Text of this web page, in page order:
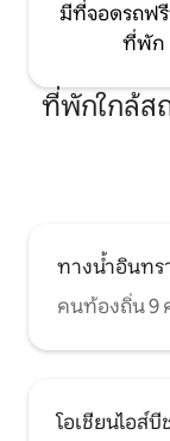
มีที่จอดรถฟ
ที่พัก
ที่พักใกล้ส
ทางน้ำอินทร
คนท้องถิ่น 9
โอเชียนไอส์